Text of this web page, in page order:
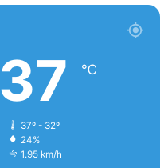
37 ℃
37º - 32º
24%
1.95 km/h